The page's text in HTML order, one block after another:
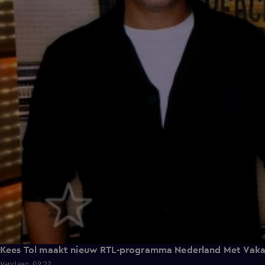
Kees Tol maakt nieuw RTL-programma Nederland Met